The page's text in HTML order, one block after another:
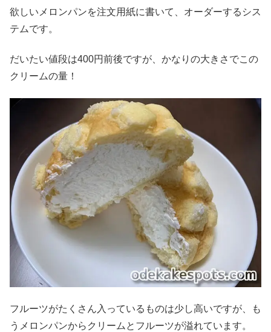
欲しいメロンパンを注文用紙に書いて、オーダーするシス
テムです。
だいたい値段は400円前後ですが、かなりの大きさでこの
クリームの量！
フルーツがたくさん入っているものは少し高いですが、も
うメロンパンからクリームとフルーツが溢れています。